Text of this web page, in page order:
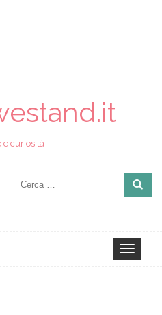
e curiosità
Ricerca
Toggle
navigation